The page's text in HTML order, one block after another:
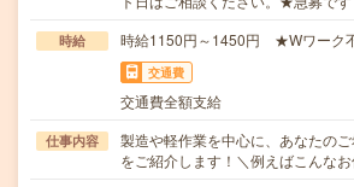
時給 時給1150円～1450円 ★Wワーク
交通費
交通費全額支給
仕事内容
製造や軽作業を中心に、あなたの
をご紹介します！＼例えばこんな